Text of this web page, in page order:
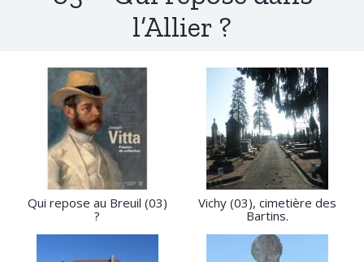
l’Allier ?
Qui repose au Breuil (03)
?
Vichy (03), cimetière des
Bartins.